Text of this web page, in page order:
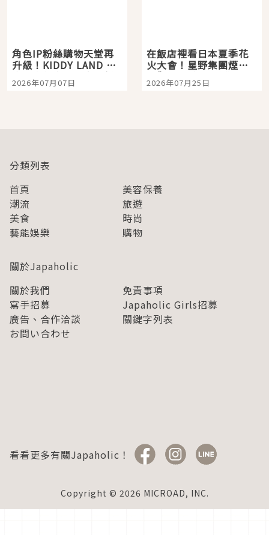
角色IP粉絲購物天堂再
升級！KIDDY LAND 原
宿店吉伊卡哇迎客，新
開幕 OMOKADO 店3分
2026年07月07日
在飯店裡看日本夏季花
火大會！星野集團煙火
景觀飯店6選，讓你不用
人擠人悠閒欣賞
2026年07月25日
分類列表
首頁
美容保養
潮流
旅遊
美食
時尚
藝能娛樂
購物
關於Japaholic
關於我們
免責事項
寫手招募
Japaholic Girls招募
廣告、合作洽談
關鍵字列表
お問い合わせ
看看更多有關Japaholic！
Copyright © 2026 MICROAD, INC.